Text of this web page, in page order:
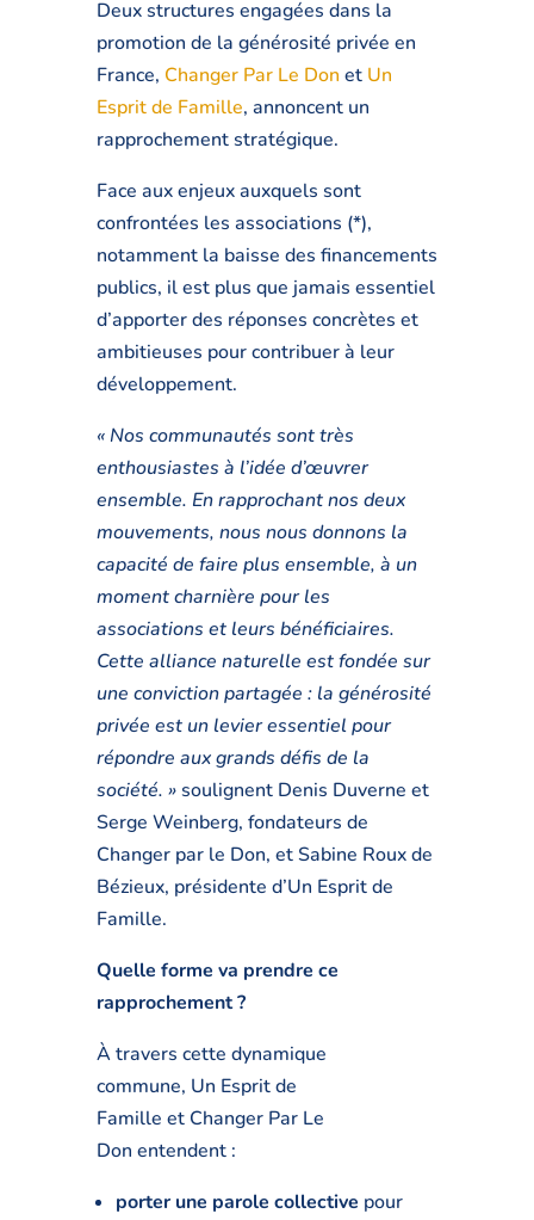
Deux structures engagées dans la
promotion de la générosité privée en
France, Changer Par Le Don et Un
Esprit de Famille, annoncent un
rapprochement stratégique.
Face aux enjeux auxquels sont
confrontées les associations (*),
notamment la baisse des financements
publics, il est plus que jamais essentiel
d’apporter des réponses concrètes et
ambitieuses pour contribuer à leur
développement.
« Nos communautés sont très
enthousiastes à l’idée d’œuvrer
ensemble. En rapprochant nos deux
mouvements, nous nous donnons la
capacité de faire plus ensemble, à un
moment charnière pour les
associations et leurs bénéficiaires.
Cette alliance naturelle est fondée sur
une conviction partagée : la générosité
privée est un levier essentiel pour
répondre aux grands défis de la
société. »soulignent Denis Duverne et
Serge Weinberg, fondateurs de
Changer par le Don, et Sabine Roux de
Bézieux, présidente d’Un Esprit de
Famille.
Quelle forme va prendre ce
rapprochement ?
À travers cette dynamique
commune, Un Esprit de
Famille et Changer Par Le
Don entendent :
porter une parole collective pour